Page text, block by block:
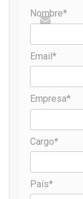
Nombre*
Email*
Empresa*
Cargo*
País*